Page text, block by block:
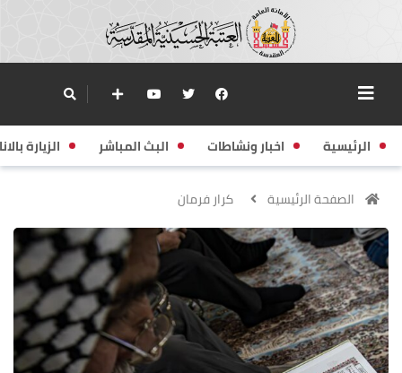
الرئيسية اخبار ونشاطات البث المباشر الزيارة
الصفحة الرئيسية كرار فرمان